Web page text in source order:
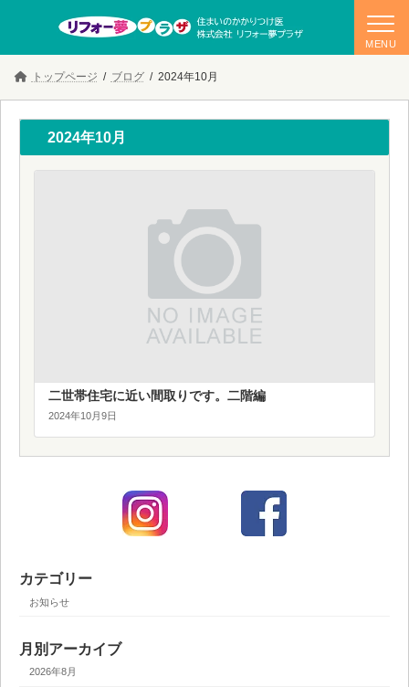
テ
ゲ
トップページ ブログ 2024年10月
2024年10月
二世帯住宅に近い間取りです。二階編
2024年10月9日
カテゴリー
お知らせ
月別アーカイブ
2026年8月